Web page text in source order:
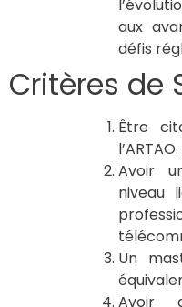
aux
défis
Critères de
Être
l’ARTAO.
Avoir
niveau
Un
Avoir